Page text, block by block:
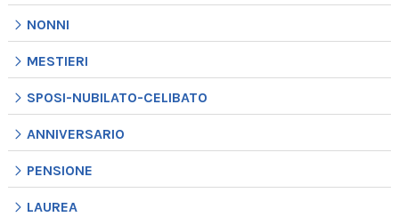
NONNI
MESTIERI
SPOSI-NUBILATO-CELIBATO
ANNIVERSARIO
PENSIONE
LAUREA